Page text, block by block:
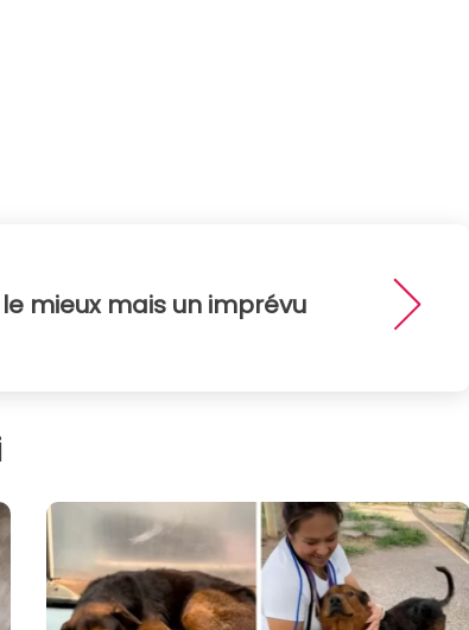
mieux mais un imprévu